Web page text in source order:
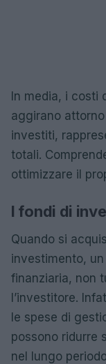
In media, i costi
aggirano
investiti,
totali.
ottimizzare il
I fondi di
Quando si
investimento,
finanziaria, non
l’investitore.
le spese di
possono ridurre
nel lungo